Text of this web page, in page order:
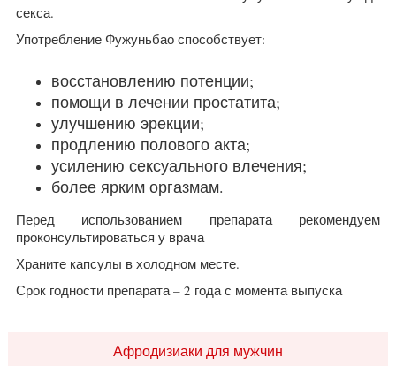
секса.
Употребление Фужуньбао способствует:
восстановлению потенции;
помощи в лечении простатита;
улучшению эрекции;
продлению полового акта;
усилению сексуального влечения;
более ярким оргазмам.
Перед использованием препарата рекомендуем
проконсультироваться у врача
Храните капсулы в холодном месте.
Срок годности препарата – 2 года с момента выпуска
Афродизиаки для мужчин